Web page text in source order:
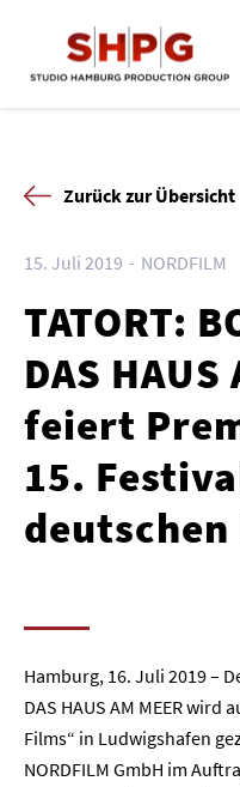
Zurück zur Übersicht
15. Juli 2019 NORDFILM
TATORT:
DAS HAUS
feiert
15.
deutschen
Hamburg, 16. Juli 2019 –
DAS HAUS AM MEER wird
Films“ in Ludwigshafen
NORDFILM GmbH im